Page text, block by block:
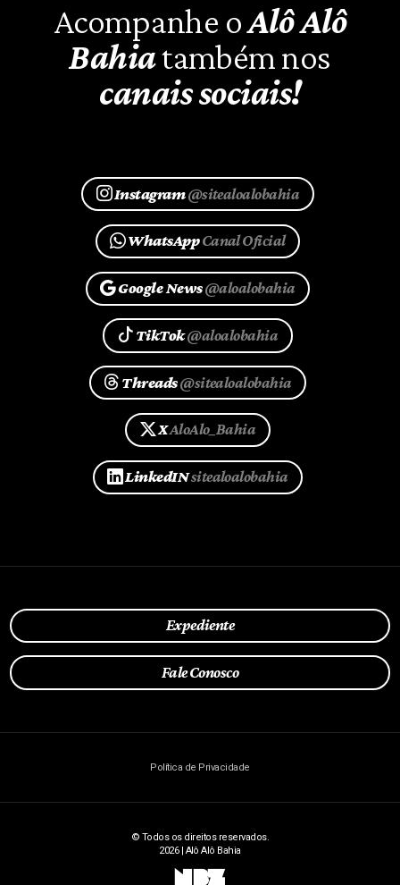
Acompanhe oAlô Alô
Bahiatambém nos
canais sociais!
Instagram@sitealoalobahia
WhatsAppCanal Oficial
Google News@aloalobahia
TikTok@aloalobahia
Threads@sitealoalobahia
XAloAlo_Bahia
LinkedINsitealoalobahia
Expediente
Fale Conosco
Política de Privacidade
© Todos os direitos reservados.
2026 | Alô Alô Bahia